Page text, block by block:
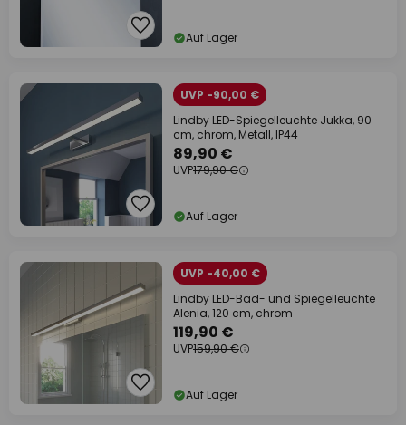
Auf Lager
UVP -90,00 €
Lindby LED-Spiegelleuchte Jukka, 90
cm, chrom, Metall, IP44
89,90 €
UVP179,90 €
Auf Lager
UVP -40,00 €
Lindby LED-Bad- und Spiegelleuchte
Alenia, 120 cm, chrom
119,90 €
UVP159,90 €
Auf Lager